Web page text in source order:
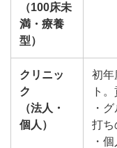
（100床未
満・療養
型）
クリニッ
ク
（法人・
個人）
初年
ト
・
打ち
・